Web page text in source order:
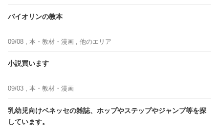
バイオリンの教本
09/08 , 本・教材・漫画 , 他のエリア
小説買います
09/03 , 本・教材・漫画
乳幼児向けベネッセの雑誌、ホップやステップやジャンプ等を探
しています。